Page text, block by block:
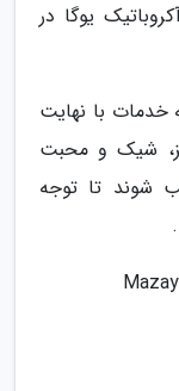
یوگا در
خدمات با نهایت
شیک و محبت
شوند تا توجه